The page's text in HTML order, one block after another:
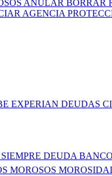
ANULAR BORRAR
AGENCIA
EXPERIAN DEUDAS
DEUDA
MOROSOS